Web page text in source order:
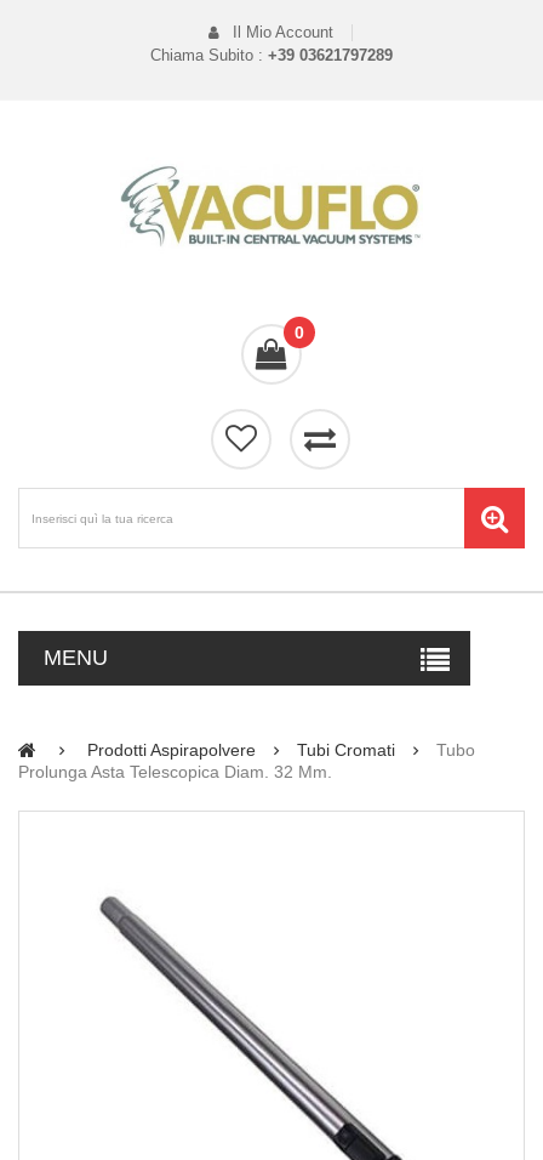
Il Mio Account
Chiama Subito : +39 03621797289
0
MENU
Prodotti Aspirapolvere Tubi Cromati
Tubo
Prolunga Asta Telescopica Diam. 32 Mm.